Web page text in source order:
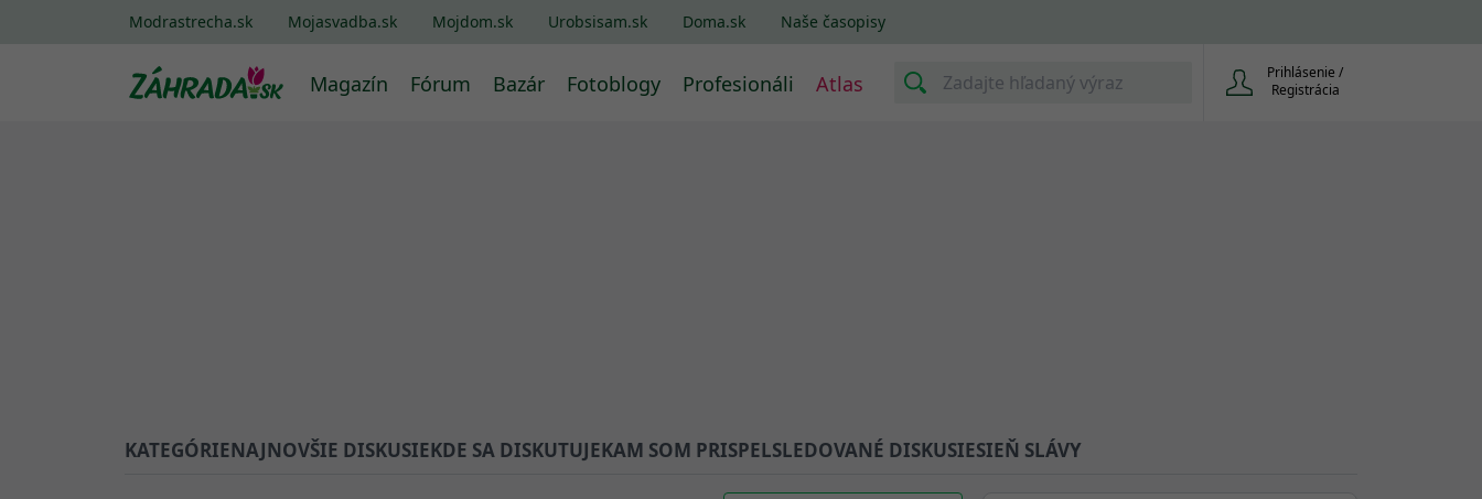
Modrastrecha.sk Mojasvadba.sk Mojdom.sk Urobsisam.sk Doma.sk Naše časopisy
Magazín Fórum Bazár Fotoblogy Profesionáli Atlas
Prihlásenie /
Registrácia
KATEGÓRIENAJNOVŠIE DISKUSIEKDE SA DISKUTUJEKAM SOM PRISPELSLEDOVANÉ DISKUSIESIEŇ SLÁVY